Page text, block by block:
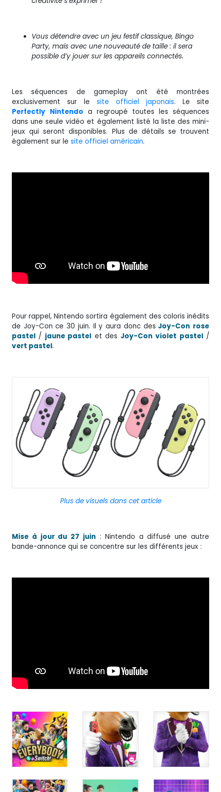
Vous détendre avec un jeu festif classique, Bingo
Party, mais avec une nouveauté de taille : il sera
possible d’y jouer sur les appareils connectés.
Les séquences de gameplay ont été montrées
exclusivement sur le site officiel japonais. Le site
Perfectly Nintendo a regroupé toutes les séquences
dans une seule vidéo et également listé la liste des mini-
jeux qui seront disponibles. Plus de détails se trouvent
également sur le site officiel américain.
Pour rappel, Nintendo sortira également des coloris inédits
de Joy-Con ce 30 juin. Il y aura donc des Joy-Con rose
pastel / jaune pastel et des Joy-Con violet pastel/
vert pastel.
Plus de visuels dans cet article
Mise à jour du 27 juin : Nintendo a diffusé une autre
bande-annonce qui se concentre sur les différents jeux :